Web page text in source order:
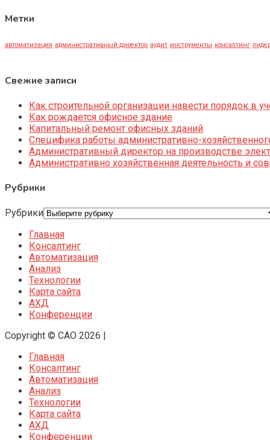
Метки
автоматизация административный директор аудит инструменты консалтинг
Свежие записи
Как строительной организации навести порядок в
Как рождается офисное здание
Капитальный ремонт офисных зданий
Специфика работы административно-
Административный директор на производстве
Административно хозяйственная деятельность и
Рубрики
Рубрики
Главная
Консалтинг
Автоматизация
Анализ
Технологии
Карта сайта
АХД
Конференции
Copyright © CAO 2026
Главная
Консалтинг
Автоматизация
Анализ
Технологии
Карта сайта
АХД
Конференции